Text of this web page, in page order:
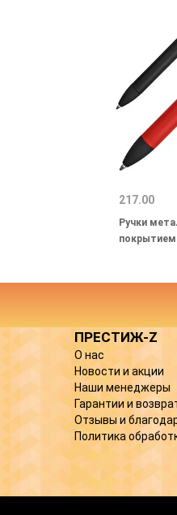
217.00
Ручки
ПРЕСТИЖ-Z
О нас
Новости и акции
Наши менеджеры
Гарантии и
Отзывы и
Политика